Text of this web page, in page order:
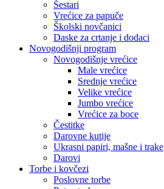
Šestari
Vrećice za papuče
Školski novčanici
Daske za crtanje i dodaci
Novogodišnji program
Novogodišnje vrećice
Male vrećice
Srednje vrećice
Velike vrećice
Jumbo vrećice
Vrećice za boce
Čestitke
Darovne kutije
Ukrasni papiri, mašne i trake
Darovi
Torbe i kovčezi
Poslovne torbe